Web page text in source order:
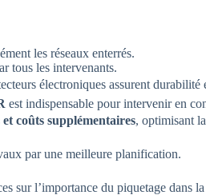
les réseaux enterrés.
tous les intervenants.
électroniques assurent durabilité
est indispensable pour intervenir en
coûts supplémentaires, optimisant
par une meilleure planification.
sur l’importance du piquetage dans